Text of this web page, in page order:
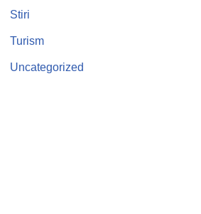
Stiri
Turism
Uncategorized